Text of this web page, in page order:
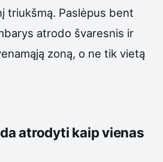
triukšmą. Paslėpus bent
atrodo švaresnis ir
zoną, o ne tik vietą
atrodyti kaip vienas